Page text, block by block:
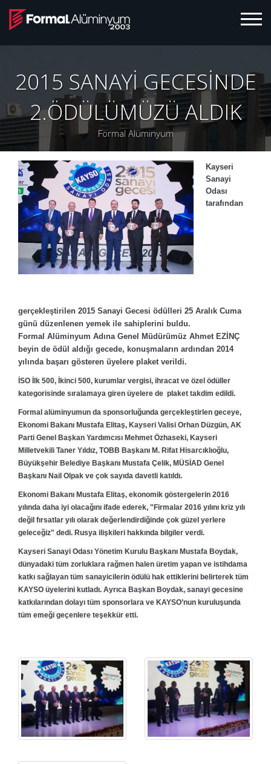
×
2015 SANAYİ GECESİNDE
2.ÖDÜLÜMÜZÜ ALDIK
Formal Alüminyum
Kayseri
Sanayi
Odası
tarafından
gerçekleştirilen 2015 Sanayi Gecesi ödülleri 25 Aralık Cuma
günü düzenlenen yemek ile sahiplerini buldu.
Formal Alüminyum Adına Genel Müdürümüz Ahmet EZİNÇ
beyin de ödül aldığı gecede, konuşmaların ardından 2014
yılında başarı gösteren üyelere plaket verildi.
İSO İlk 500, İkinci 500, kurumlar vergisi, ihracat ve özel ödüller
kategorisinde sıralamaya giren üyelere de plaket takdim edildi.
Formal alüminyumun da sponsorluğunda gerçekleştirlen geceye,
Ekonomi Bakanı Mustafa Elitaş, Kayseri Valisi Orhan Düzgün, AK
Parti Genel Başkan Yardımcısı Mehmet Özhaseki, Kayseri
Milletvekili Taner Yıldız, TOBB Başkanı M. Rifat Hisarcıklıoğlu,
Büyükşehir Belediye Başkanı Mustafa Çelik, MÜSİAD Genel
Başkanı Nail Olpak ve çok sayıda davetli katıldı.
Ekonomi Bakanı Mustafa Elitaş, ekonomik göstergelerin 2016
yılında daha iyi olacağını ifade ederek, "Firmalar 2016 yılını kriz yılı
değil fırsatlar yılı olarak değerlendirdiğinde çok güzel yerlere
geleceğiz" dedi. Rusya ilişkileri hakkında bilgiler verdi.
Kayseri Sanayi Odası Yönetim Kurulu Başkanı Mustafa Boydak,
dünyadaki tüm zorluklara rağmen halen üretim yapan ve istihdama
katkı sağlayan tüm sanayicilerin ödülü hak ettiklerini belirterek tüm
KAYSO üyelerini kutladı. Ayrıca Başkan Boydak, sanayi gecesine
katkılarından dolayı tüm sponsorlara ve KAYSO’nun kuruluşunda
tüm emeği geçenlere teşekkür etti.